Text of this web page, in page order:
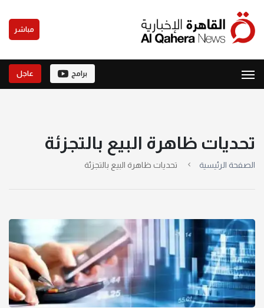
مباشر
برامج عاجل
تحديات ظاهرة البيع بالتجزئة
الصفحة الرئيسية تحديات ظاهرة البيع بالتجزئة